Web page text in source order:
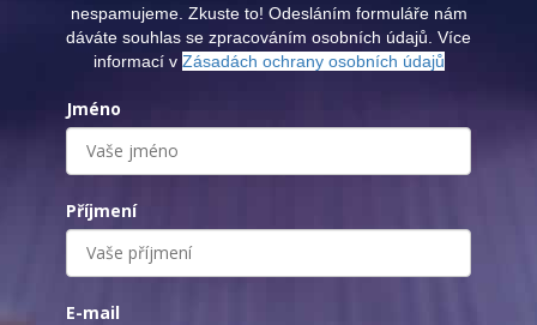
nespamujeme. Zkuste to! Odesláním formuláře nám
dáváte souhlas se zpracováním osobních údajů. Více
informací v Zásadách ochrany osobních údajů
Jméno
Příjmení
E-mail